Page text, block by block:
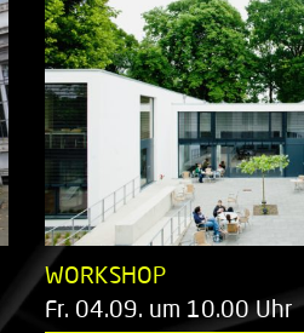
WORKSHOP
Fr. 04.09. um 10.00 Uhr